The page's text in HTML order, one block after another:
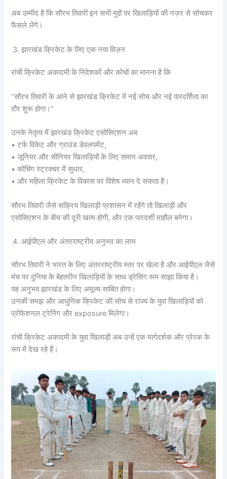
अब उम्मीद है कि सौरभ तिवारी इन सभी मुद्दों पर खिलाड़ियों की नज़र से सोचकर
फैसले लेंगे।
झारखंड क्रिकेट के लिए एक नया विज़न
रांची क्रिकेट अकादमी के निदेशकों और कोचों का मानना है कि
“सौरभ तिवारी के आने से झारखंड क्रिकेट में नई सोच और नई पारदर्शिता का
दौर शुरू होगा।”
उनके नेतृत्व में झारखंड क्रिकेट एसोसिएशन अब
• टर्फ विकेट और ग्राउंड डेवलपमेंट,
• जूनियर और सीनियर खिलाड़ियों के लिए समान अवसर,
• कोचिंग स्ट्रक्चर में सुधार,
• और महिला क्रिकेट के विकास पर विशेष ध्यान दे सकता है।
सौरभ तिवारी जैसे सक्रिय खिलाड़ी प्रशासन में रहेंगे तो खिलाड़ी और
एसोसिएशन के बीच की दूरी खत्म होगी, और एक पारदर्शी माहौल बनेगा।
आईपीएल और अंतरराष्ट्रीय अनुभव का लाभ
सौरभ तिवारी ने भारत के लिए अंतरराष्ट्रीय स्तर पर खेला है और आईपीएल जैसे
मंच पर दुनिया के बेहतरीन खिलाड़ियों के साथ ड्रेसिंग रूम साझा किया है।
यह अनुभव झारखंड के लिए अमूल्य साबित होगा।
उनकी समझ और आधुनिक क्रिकेट की सोच से राज्य के युवा खिलाड़ियों को
प्रोफेशनल ट्रेनिंग और exposure मिलेगा।
रांची क्रिकेट अकादमी के युवा खिलाड़ी अब उन्हें एक मार्गदर्शक और प्रेरक के
रूप में देख रहे हैं।